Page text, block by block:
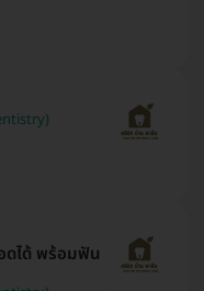
ดได้ พร้อมฟัน